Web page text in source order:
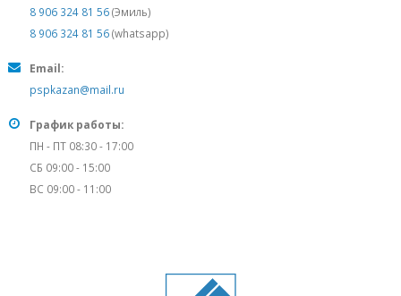
8 906 324 81 56(Эмиль)
8 906 324 81 56(whatsapp)
Email:
pspkazan@mail.ru
График работы:
ПН - ПТ 08:30 - 17:00
СБ 09:00 - 15:00
ВС 09:00 - 11:00